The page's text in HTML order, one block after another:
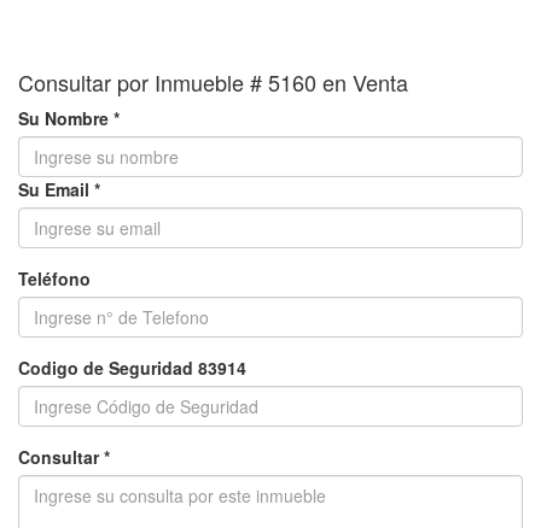
Consultar por Inmueble # 5160 en Venta
Su Nombre *
Su Email *
Teléfono
Codigo de Seguridad 83914
Consultar *